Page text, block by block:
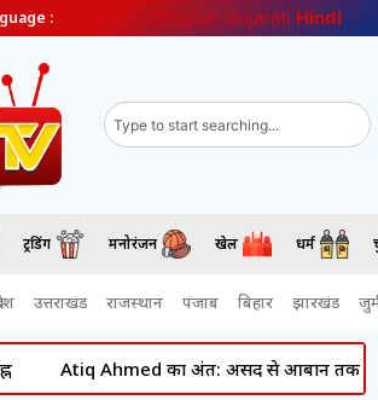
: English Gujarati Hindi
ट्रेंडिंग मनोरंजन खेल धर्म
उत्तराखंड राजस्थान पंजाब बिहार झारखंड
Atiq Ahmed का अंत: असद से आबान तक कैसे सिमट